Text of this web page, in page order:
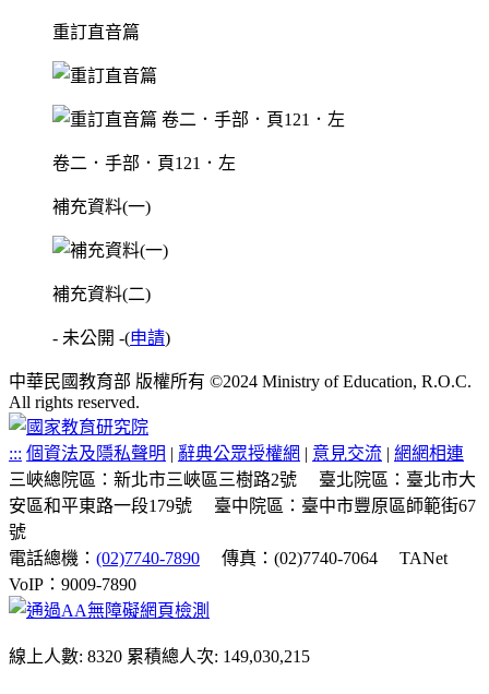
重訂直音篇
卷二．手部．頁121．左
補充資料(一)
補充資料(二)
- 未公開 -(申請)
中華民國教育部 版權所有 ©2024 Ministry of Education, R.O.C.
All rights reserved.
::: 個資法及隱私聲明 | 辭典公眾授權網 | 意見交流 | 網網相連
三峽總院區：新北市三峽區三樹路2號
臺北院區：臺北市大
安區和平東路一段179號
臺中院區：臺中市豐原區師範街67
號
電話總機： (02)7740-7890 傳真：(02)7740-7064
TANet
VoIP：9009-7890
線上人數: 8320 累積總人次: 149,030,215